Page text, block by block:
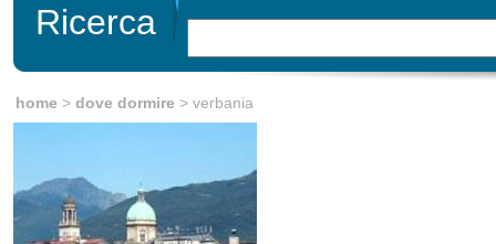
Ricerca
home > dove dormire > verbania